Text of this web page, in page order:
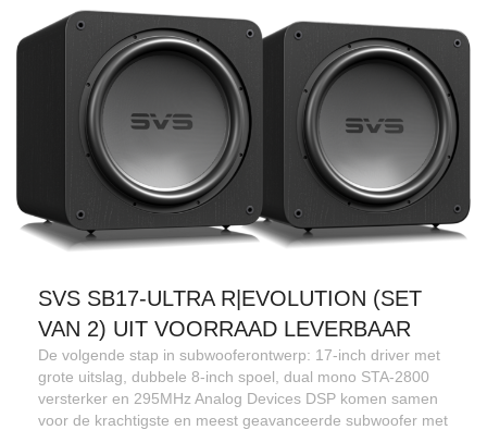
SVS SB17-ULTRA R|EVOLUTION (SET
VAN 2) UIT VOORRAAD LEVERBAAR
De volgende stap in subwooferontwerp: 17-inch driver met
grote uitslag, dubbele 8-inch spoel, dual mono STA-2800
versterker en 295MHz Analog Devices DSP komen samen
voor de krachtigste en meest geavanceerde subwoofer met